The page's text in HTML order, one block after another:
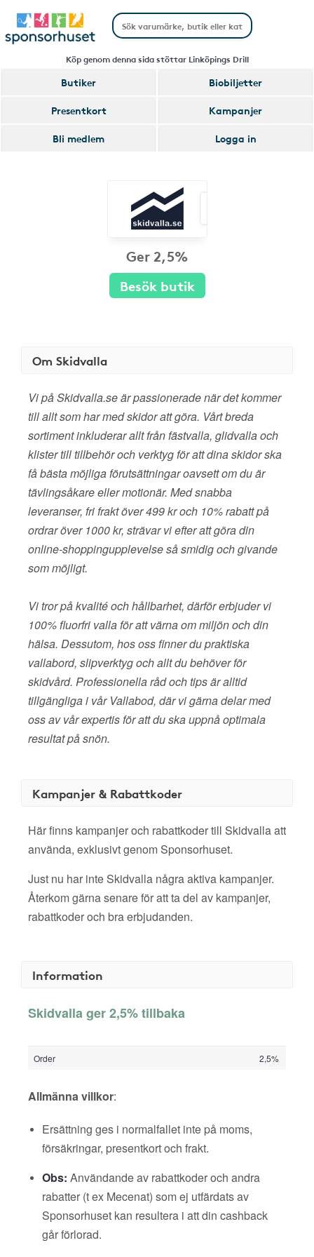
Köp genom denna sida stöttar Linköpings Drill
Butiker
Biobiljetter
Presentkort
Kampanjer
Bli medlem
Logga in
Ger 2,5%
Besök butik
Om Skidvalla
Vi på Skidvalla.se är passionerade när det kommer
till allt som har med skidor att göra. Vårt breda
sortiment inkluderar allt från fästvalla, glidvalla och
klister till tillbehör och verktyg för att dina skidor ska
få bästa möjliga förutsättningar oavsett om du är
tävlingsåkare eller motionär. Med snabba
leveranser, fri frakt över 499 kr och 10% rabatt på
ordrar över 1000 kr, strävar vi efter att göra din
online-shoppingupplevelse så smidig och givande
som möjligt.
Vi tror på kvalité och hållbarhet, därför erbjuder vi
100% fluorfri valla för att värna om miljön och din
hälsa. Dessutom, hos oss finner du praktiska
vallabord, slipverktyg och allt du behöver för
skidvård. Professionella råd och tips är alltid
tillgängliga i vår Vallabod, där vi gärna delar med
oss av vår expertis för att du ska uppnå optimala
resultat på snön.
Kampanjer & Rabattkoder
Här finns kampanjer och rabattkoder till Skidvalla att
använda, exklusivt genom Sponsorhuset.
Just nu har inte Skidvalla några aktiva kampanjer.
Återkom gärna senare för att ta del av kampanjer,
rabattkoder och bra erbjudanden.
Information
Skidvalla ger 2,5% tillbaka
Order 2,5%
Allmänna villkor:
Ersättning ges i normalfallet inte på moms,
försäkringar, presentkort och frakt.
Obs: Användande av rabattkoder och andra
rabatter (t ex Mecenat) som ej utfärdats av
Sponsorhuset kan resultera i att din cashback
går förlorad.